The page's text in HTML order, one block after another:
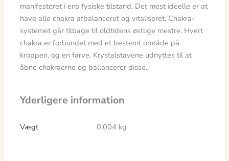
manifesteret i ens fysiske tilstand. Det mest ideelle er at
have alle chakra afbalanceret og vitaliseret. Chakra-
systemet går tilbage til oldtidens østlige mestre. Hvert
chakra er forbundet med et bestemt område på
kroppen, og en farve. Krystalstavene udnyttes til at
åbne chakraerne og ballancerer disse..
Yderligere information
Vægt 0.004 kg